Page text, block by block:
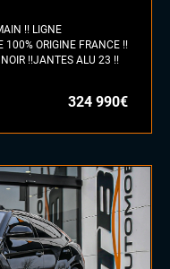
!! LIGNE
100% ORIGINE FRANCE !!
NOIR !!JANTES ALU 23 !!
324 990€